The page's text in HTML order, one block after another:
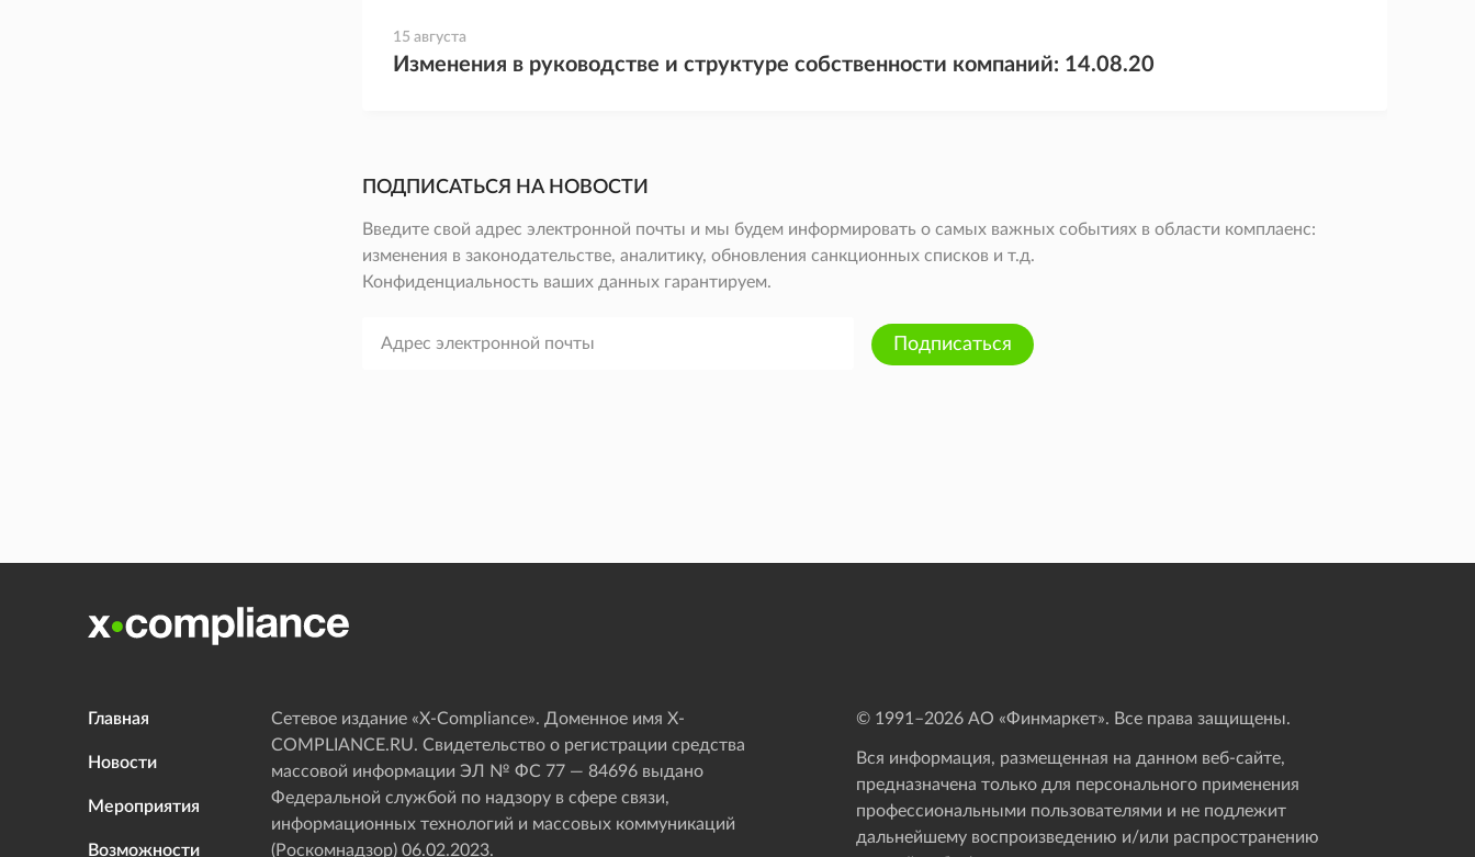
15 августа
Изменения в руководстве и структуре собственности компаний: 14.08.20
ПОДПИСАТЬСЯ НА НОВОСТИ
Введите свой адрес электронной почты и мы будем информировать о самых важных событиях в области комплаенс:
изменения в законодательстве, аналитику, обновления санкционных списков и т.д.
Конфиденциальность ваших данных гарантируем.
Подписаться
Главная
Новости
Мероприятия
Возможности
Сетевое издание «Х-Compliance». Доменное имя X-
COMPLIANCE.RU. Свидетельство о регистрации средства
массовой информации ЭЛ № ФС 77 — 84696 выдано
Федеральной службой по надзору в сфере связи,
информационных технологий и массовых коммуникаций
(Роскомнадзор) 06.02.2023.
© 1991–2026АО «Финмаркет». Все права защищены.
Вся информация, размещенная на данном веб-сайте,
предназначена только для персонального применения
профессиональными пользователями и не подлежит
дальнейшему воспроизведению и/или распространению